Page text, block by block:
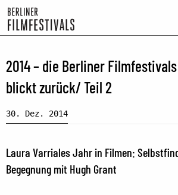
2014 – die Berliner
blickt zurück/ Teil 2
30. Dez. 2014
Laura Varriales Jahr in Filmen:
Begegnung mit Hugh Grant